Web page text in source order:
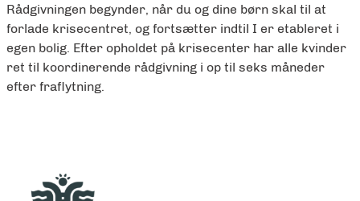
Rådgivningen begynder, når du og dine børn skal til at
forlade krisecentret, og fortsætter indtil I er etableret i
egen bolig. Efter opholdet på krisecenter har alle kvinder
ret til koordinerende rådgivning i op til seks måneder
efter fraflytning.